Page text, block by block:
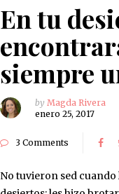
En tu
siempre
by Magda Rivera
enero 25, 2017
3 Comments
No tuvieron sed